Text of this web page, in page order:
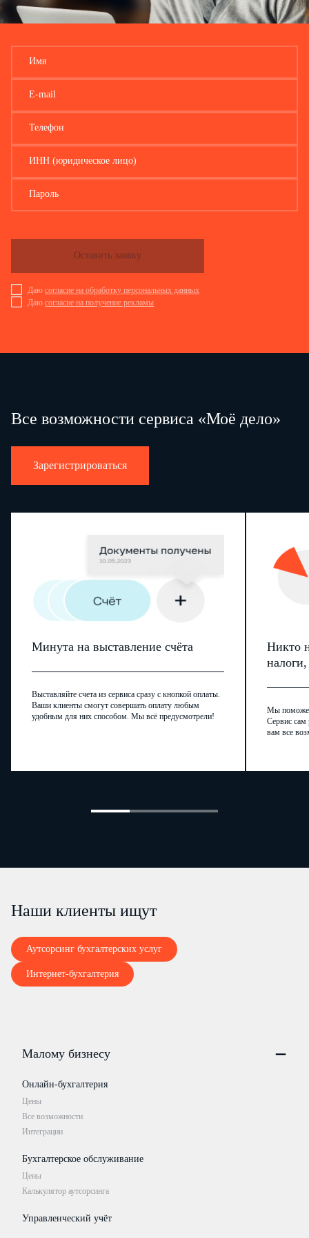
Имя
E-mail
Телефон
ИНН (юридическое лицо)
Пароль
Даю согласие на обработку персональных данных
Даю согласие на получение рекламы
Оставить заявку
Все возможности сервиса «Моё дело»
Зарегистрироваться
Минута на выставление счёта
Выставляйте счета из сервиса сразу с кнопкой оплаты.
Ваши клиенты смогут совершать оплату любым
удобным для них способом. Мы всё предусмотрели!
Никто
Мы
Сервис сам
вам все
Наши клиенты ищут
Аутсорсинг бухгалтерских услуг
Интернет-бухгалтерия
Малому бизнесу
Онлайн-бухгалтерия
Цены
Все возможности
Интеграции
Бухгалтерское обслуживание
Цены
Калькулятор аутсорсинга
Управленческий учёт